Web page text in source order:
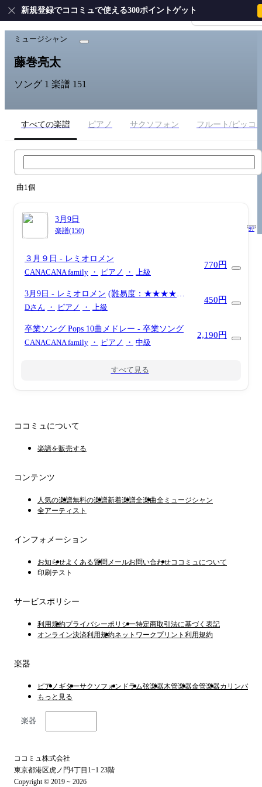
会員登録・ログイ
新規登録でココミュで使える300ポイントゲット
ホーム › 藤巻亮太
ミュージシャン
藤巻亮太
ソング 1 楽譜 151
すべての楽譜 ピアノ サクソフォン フルート/ピッコ
曲1個
3月9日
楽譜(150) 97
３月９日 - レミオロメン
CANACANA family ・ ピアノ ・ 上級
770円
3月9日 - レミオロメン (難易度：★★★★☆/
フジテレビ系ドラマ『１リットルの涙』挿入
Dさん ・ ピアノ ・ 上級
450円
卒業ソング Pops 10曲メドレー - 卒業ソング
CANACANA family ・ ピアノ ・ 中級
2,190円
すべて見る
ココミュについて
楽譜を販売する
コンテンツ
人気の楽譜無料の楽譜新着楽譜全楽曲全ミュージシャン
全アーティスト
インフォメーション
お知らせよくある質問 メールお問い合わせココミュについて
印刷テスト
サービスポリシー
利用規約プライバシーポリシー特定商取引法に基づく表記
オンライン決済利用規約ネットワークプリント利用規約
楽器
ピアノ ギターサクソフォン ドラム弦楽器木管楽器金管楽器カリンバ
もっと見る
楽器
ココミュ株式会社
東京都港区虎ノ門4丁目1−1 23階
Copyright © 2019 ~ 2026